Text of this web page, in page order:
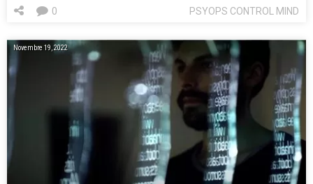
PSYOPS CONTROL MIND
0
Novembre 19, 2022